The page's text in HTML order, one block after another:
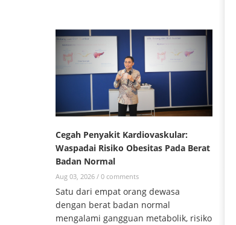
Cegah Penyakit Kardiovaskular:
Waspadai Risiko Obesitas Pada Berat
Badan Normal
Aug 03, 2026 / 0 comments
Satu dari empat orang dewasa
dengan berat badan normal
mengalami gangguan metabolik, risiko